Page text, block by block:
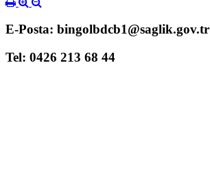
E-Posta: bingolbdcb1@saglik.gov.tr
Tel: 0426 213 68 44